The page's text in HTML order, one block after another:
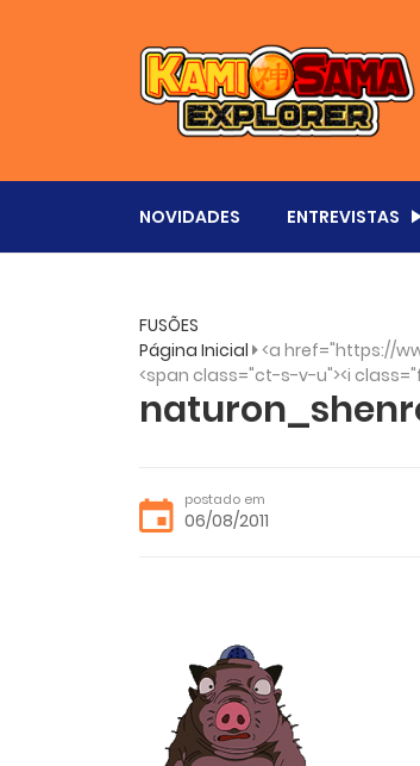
NOVIDADES ENTREVISTAS
FUSÕES
Página Inicial <a href="https://
<span class="ct-s-v-u"><i
postado em
06/08/2011